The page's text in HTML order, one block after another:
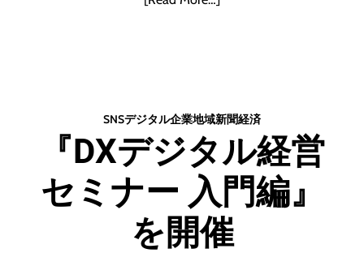
SNSデジタル企業地域新聞経済
『DXデジタル経営
セミナー 入門編』
を開催